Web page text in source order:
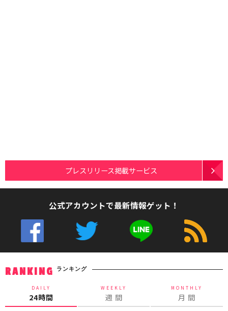
プレスリリース掲載サービス
公式アカウントで最新情報ゲット！
RANKING ランキング
DAILY
24時間
WEEKLY
週 間
MONTHLY
月 間